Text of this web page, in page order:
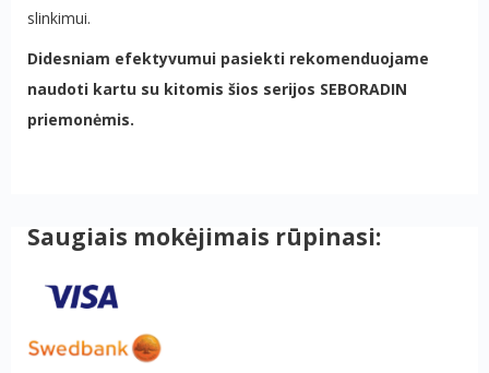
slinkimui.
Didesniam efektyvumui pasiekti rekomenduojame
naudoti kartu su kitomis šios serijos SEBORADIN
priemonėmis.
Saugiais mokėjimais rūpinasi: